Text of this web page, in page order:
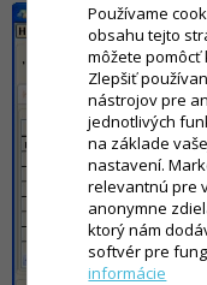
Používame
obsahu tejto
môžete pomôcť
Zlepšiť
nástrojov pre
jednotlivých
na základe
nastavení.
relevantnú pre
anonymne
ktorý nám
softvér pre
informácie